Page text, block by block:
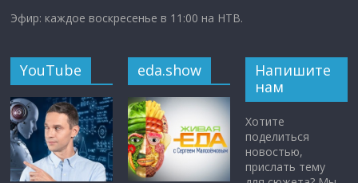
Эфир: каждое воскресенье в 11:00 на НТВ.
YouTube eda.show
Напишите
нам
Хотите
поделиться
новостью,
прислать тему